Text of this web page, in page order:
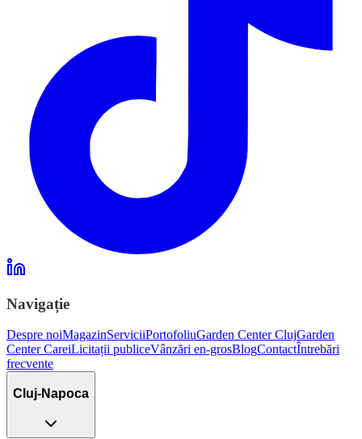
Navigație
Despre noiMagazinServiciiPortofoliuGarden Center ClujGarden
Center CareiLicitații publiceVânzări en-grosBlogContactÎntrebări
frecvente
Cluj-Napoca